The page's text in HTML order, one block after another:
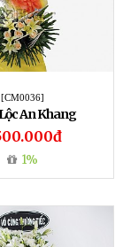
[CM0036]
An Khang
1%